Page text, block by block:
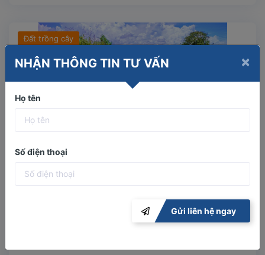
Đất trồng cây
Ninh Xuân đất dân - ngang mặt tiền đường 65m
NHẬN THÔNG TIN TƯ VẤN ×
Họ tên
Số điện thoại
Gửi liên hệ ngay